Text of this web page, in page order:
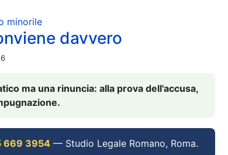
minorile
davvero
ma una rinuncia: alla prova dell'accusa,
669 3954 — Studio Legale Romano, Roma.